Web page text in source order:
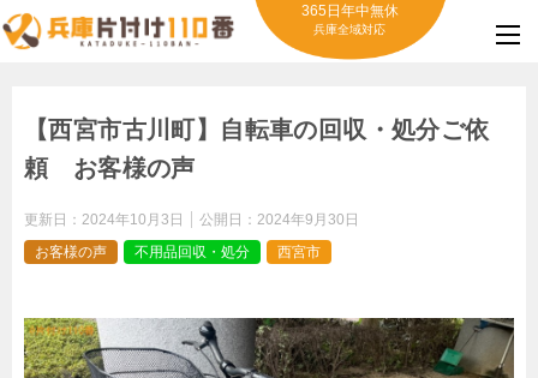
365日年中無休
兵庫全域対応
【西宮市古川町】自転車の回収・処分ご依
頼 お客様の声
更新日： 2024年10月3日 公開日： 2024年9月30日
お客様の声
不用品回収・処分 西宮市